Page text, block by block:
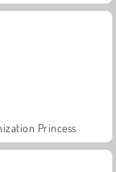
Princess